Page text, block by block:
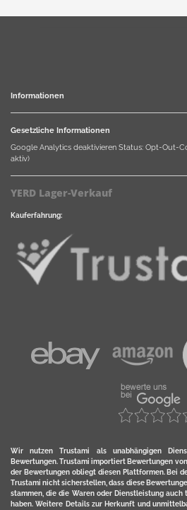
Informationen
Gesetzliche Informationen
Google Analytics deaktivieren Status: Opt-Out-
aktiv)
YERD Lager-Verkauf
Kauferfahrung:
Wir nutzen Trustami als unabhängigen
Bewertungen. Trustami importiert Bewertungen
der Bewertungen obliegt diesen Plattformen. Bei
Trustami nicht sicherstellen, dass diese
stammen, die die Waren oder Dienstleistung
haben. Weitere Details zur Herkunft und